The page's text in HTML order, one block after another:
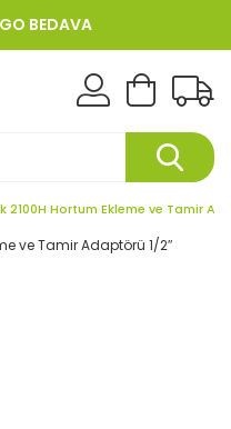
BEDAVA
TAKSIT!
2100H Hortum Ekleme ve Tamir